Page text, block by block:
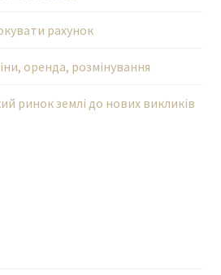
рахунок
оренда, розмінування
ринок землі до нових викликів